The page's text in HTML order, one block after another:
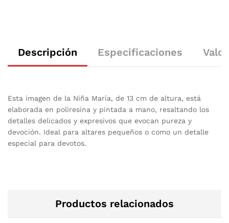
Descripción Especificaciones
Esta imagen de la Niña María, de 13 cm de altura, está
elaborada en poliresina y pintada a mano, resaltando los
detalles delicados y expresivos que evocan pureza y
devoción. Ideal para altares pequeños o como un detalle
especial para devotos.
Productos relacionados